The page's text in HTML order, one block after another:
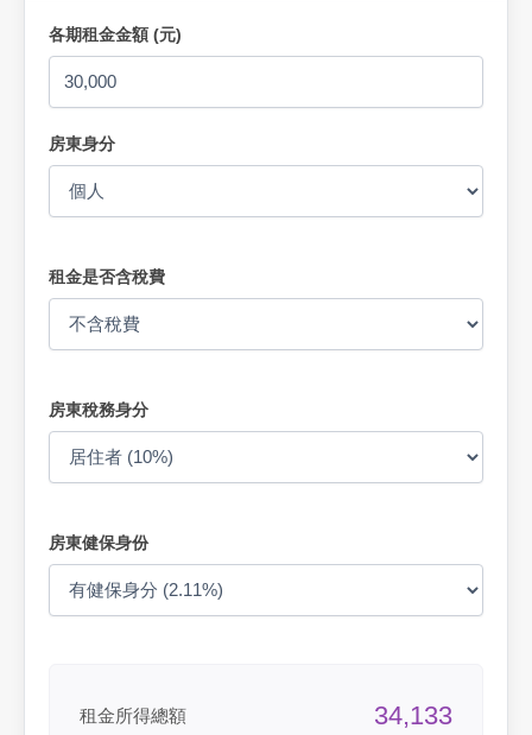
各期租金金額 (元)
房東身分
租金是否含稅費
房東稅務身分
房東健保身份
租金所得總額 34,133